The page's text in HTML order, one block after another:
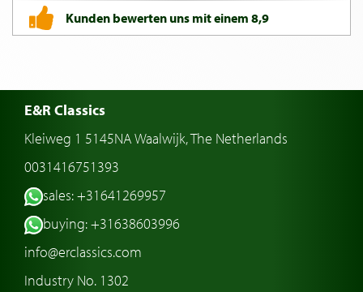
Kunden bewerten uns mit einem 8,9
E&R Classics
Kleiweg 1 5145NA Waalwijk, The Netherlands
0031416751393
sales: +31641269957
buying: +31638603996
info@erclassics.com
Industry No. 1302